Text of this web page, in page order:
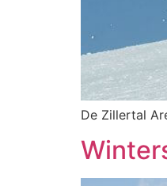
De Zillertal